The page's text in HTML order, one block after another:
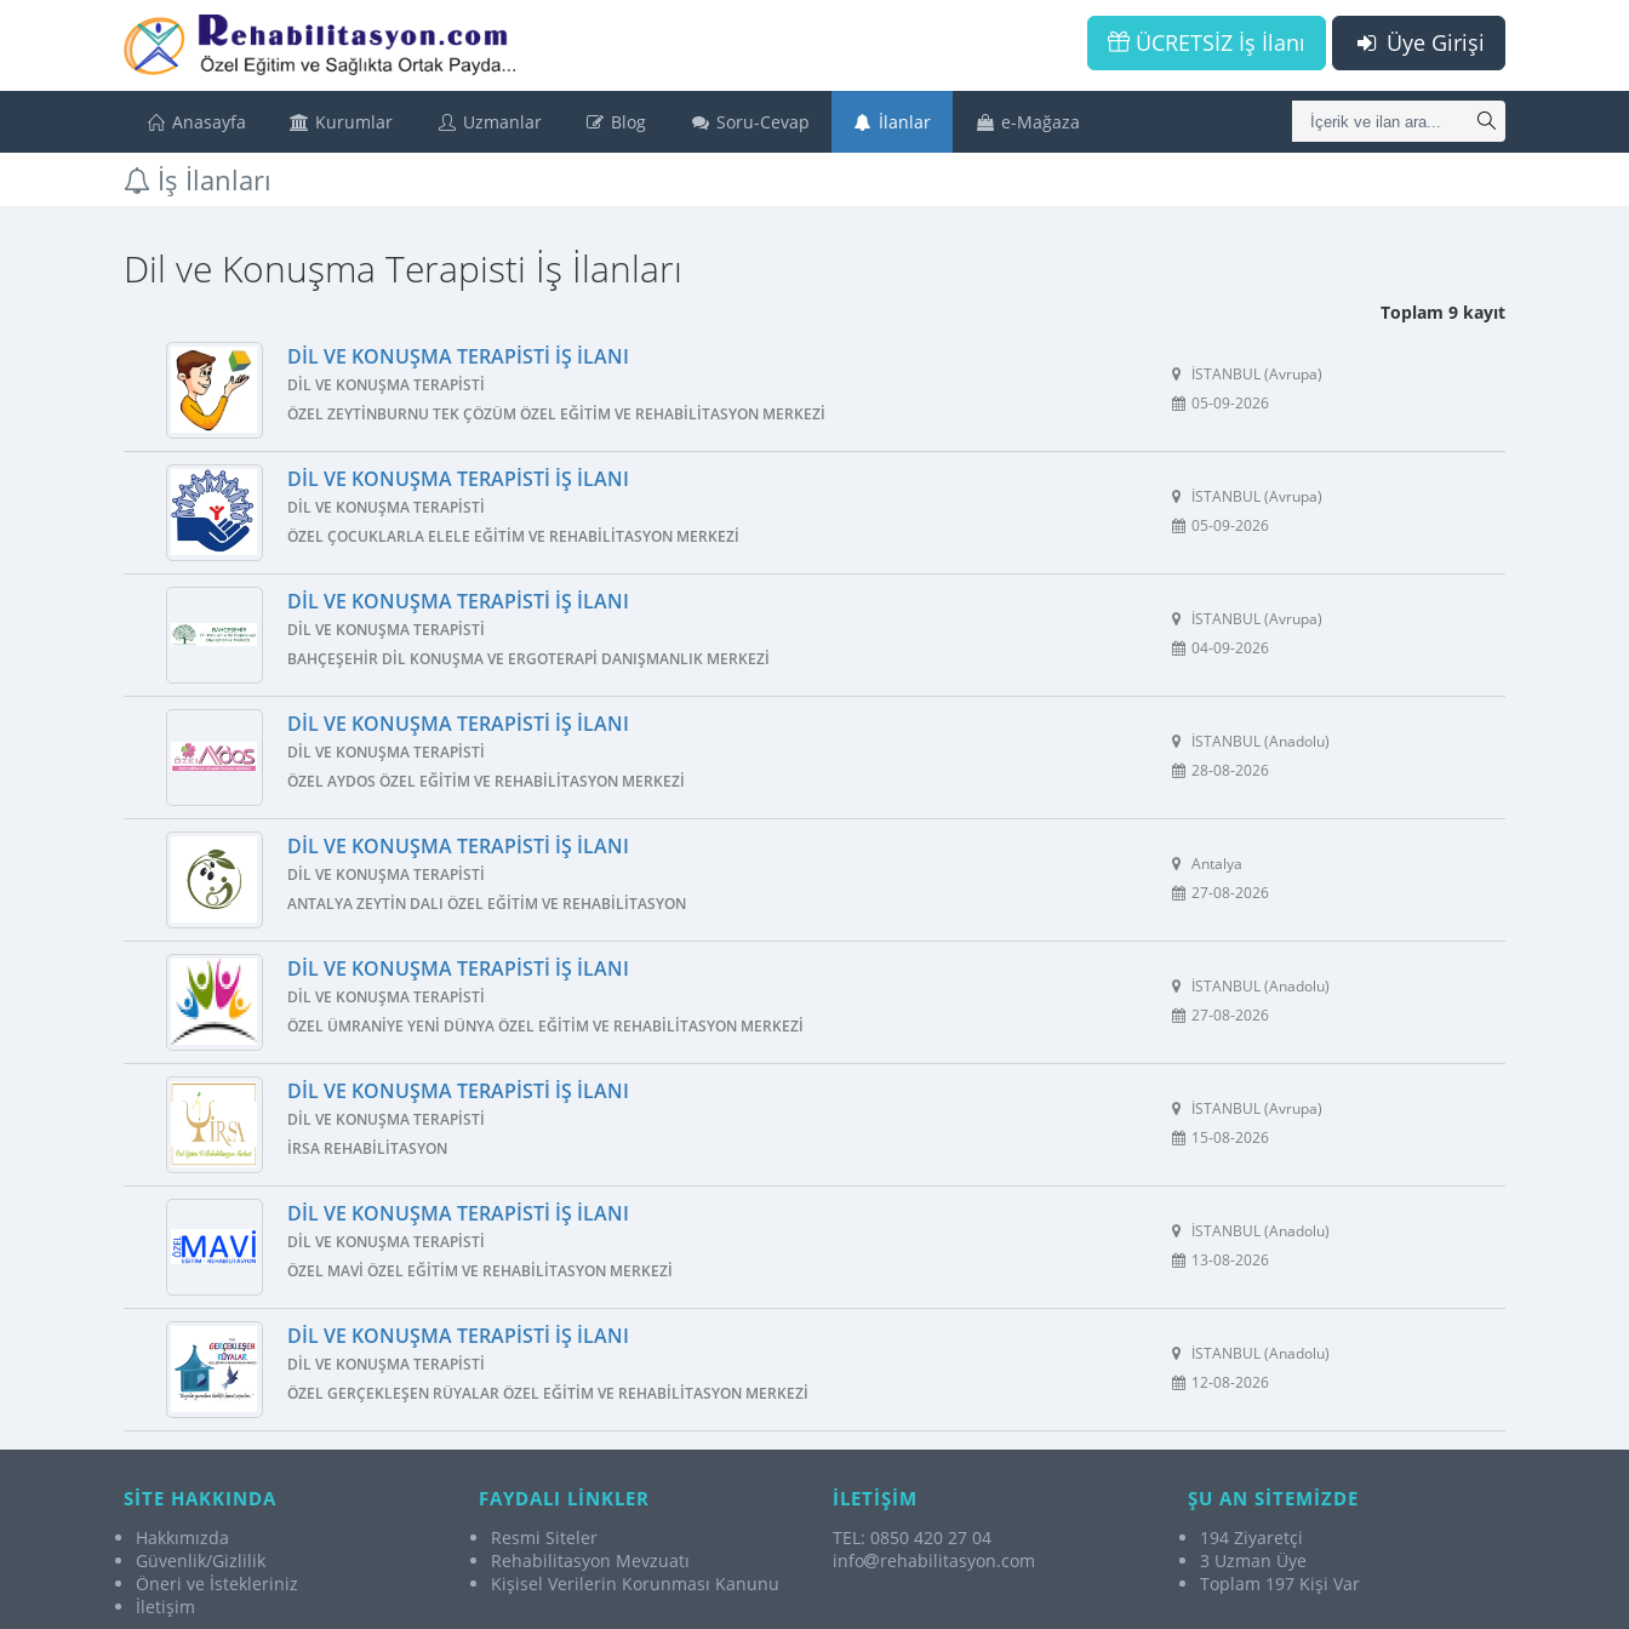
Üye Girişi
ÜCRETSİZ İş İlanı
Anasayfa Kurumlar Uzmanlar Blog Soru-Cevap İlanlar e-Mağaza
İş İlanları
Dil ve Konuşma Terapisti İş İlanları
Toplam 9 kayıt
DIL VE KONUŞMA TERAPISTI İŞ İLANI
DIL VE KONUŞMA TERAPISTI
ÖZEL ZEYTINBURNU TEK ÇÖZÜM ÖZEL EĞITIM VE REHABILITASYON MERKEZI
İSTANBUL (Avrupa)
05-09-2026
DIL VE KONUŞMA TERAPISTI İŞ İLANI
DIL VE KONUŞMA TERAPISTI
ÖZEL ÇOCUKLARLA ELELE EĞITIM VE REHABILITASYON MERKEZI
İSTANBUL (Avrupa)
05-09-2026
DIL VE KONUŞMA TERAPISTI İŞ İLANI
DIL VE KONUŞMA TERAPISTI
BAHÇEŞEHIR DIL KONUŞMA VE ERGOTERAPI DANIŞMANLIK MERKEZI
İSTANBUL (Avrupa)
04-09-2026
DIL VE KONUŞMA TERAPISTI İŞ İLANI
DIL VE KONUŞMA TERAPISTI
ÖZEL AYDOS ÖZEL EĞITIM VE REHABILITASYON MERKEZI
İSTANBUL (Anadolu)
28-08-2026
DIL VE KONUŞMA TERAPISTI İŞ İLANI
DIL VE KONUŞMA TERAPISTI
ANTALYA ZEYTIN DALI ÖZEL EĞITIM VE REHABILITASYON
Antalya
27-08-2026
DIL VE KONUŞMA TERAPISTI İŞ İLANI
DIL VE KONUŞMA TERAPISTI
ÖZEL ÜMRANIYE YENI DÜNYA ÖZEL EĞITIM VE REHABILITASYON MERKEZI
İSTANBUL (Anadolu)
27-08-2026
DIL VE KONUŞMA TERAPISTI İŞ İLANI
DIL VE KONUŞMA TERAPISTI
İRSA REHABILITASYON
İSTANBUL (Avrupa)
15-08-2026
DIL VE KONUŞMA TERAPISTI İŞ İLANI
DIL VE KONUŞMA TERAPISTI
ÖZEL MAVI ÖZEL EĞITIM VE REHABILITASYON MERKEZI
İSTANBUL (Anadolu)
13-08-2026
DIL VE KONUŞMA TERAPISTI İŞ İLANI
DIL VE KONUŞMA TERAPISTI
ÖZEL GERÇEKLEŞEN RÜYALAR ÖZEL EĞITIM VE REHABILITASYON MERKEZI
İSTANBUL (Anadolu)
12-08-2026
SİTE HAKKINDA
Hakkımızda
Güvenlik/Gizlilik
Öneri ve İstekleriniz
İletişim
FAYDALI LİNKLER
Resmi Siteler
Rehabilitasyon Mevzuatı
Kişisel Verilerin Korunması Kanunu
İLETİŞİM
TEL: 0850 420 27 04
info
rehabilitasyon.com
ŞU AN SİTEMİZDE
194 Ziyaretçi
3 Uzman Üye
Toplam 197 Kişi Var